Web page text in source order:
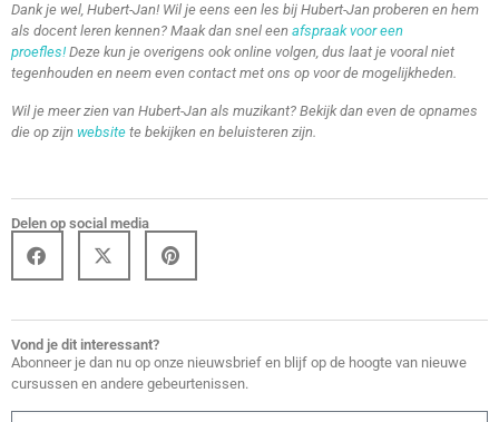
Dank je wel, Hubert-Jan! Wil je eens een les bij Hubert-Jan proberen en hem
als docent leren kennen? Maak dan snel een afspraak voor een
proefles! Deze kun je overigens ook online volgen, dus laat je vooral niet
tegenhouden en neem even contact met ons op voor de mogelijkheden.
Wil je meer zien van Hubert-Jan als muzikant? Bekijk dan even de opnames
die op zijn website te bekijken en beluisteren zijn.
Delen op social media
Vond je dit interessant?
Abonneer je dan nu op onze nieuwsbrief en blijf op de hoogte van nieuwe
cursussen en andere gebeurtenissen.